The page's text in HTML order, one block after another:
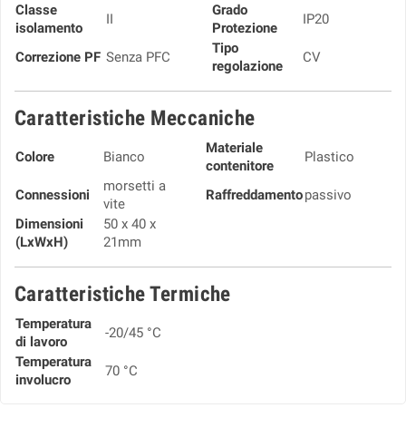
Classe
isolamento
II
Grado
Protezione
IP20
Correzione PF Senza PFC
Tipo
regolazione
CV
Caratteristiche Meccaniche
Colore Bianco
Materiale
contenitore
Plastico
Connessioni
morsetti a
vite
Raffreddamentopassivo
Dimensioni
(LxWxH)
50 x 40 x
21mm
Caratteristiche Termiche
Temperatura
di lavoro
-20/45 °C
Temperatura
involucro
70 °C